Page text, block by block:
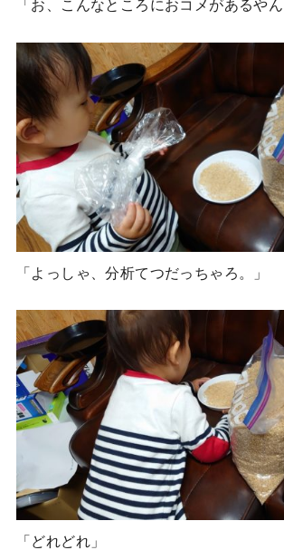
「お、こんなところにおコメがあるやん
「よっしゃ、分析てつだっちゃろ。」
「どれどれ」